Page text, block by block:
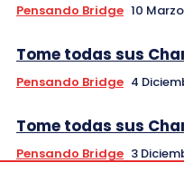
Pensando Bridge 10
Tome todas sus
Pensando Bridge 4
Tome todas sus
Pensando Bridge 3